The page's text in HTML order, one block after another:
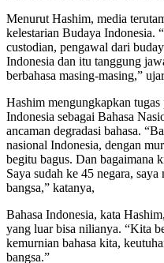
Menurut Hashim, media
kelestarian Budaya Indonesia.
custodian, pengawal dari
Indonesia dan itu tanggung
berbahasa masing-masing,”
Hashim mengungkapkan tugas
Indonesia sebagai Bahasa
ancaman degradasi bahasa.
nasional Indonesia, dengan
begitu bagus. Dan bagaimana
Saya sudah ke 45 negara,
bangsa,” katanya,
Bahasa Indonesia, kata
yang luar bisa nilianya. “Kita
kemurnian bahasa kita,
bangsa.”